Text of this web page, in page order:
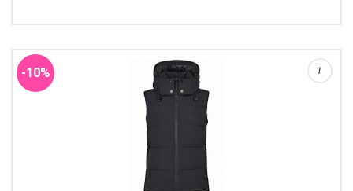
-10% i